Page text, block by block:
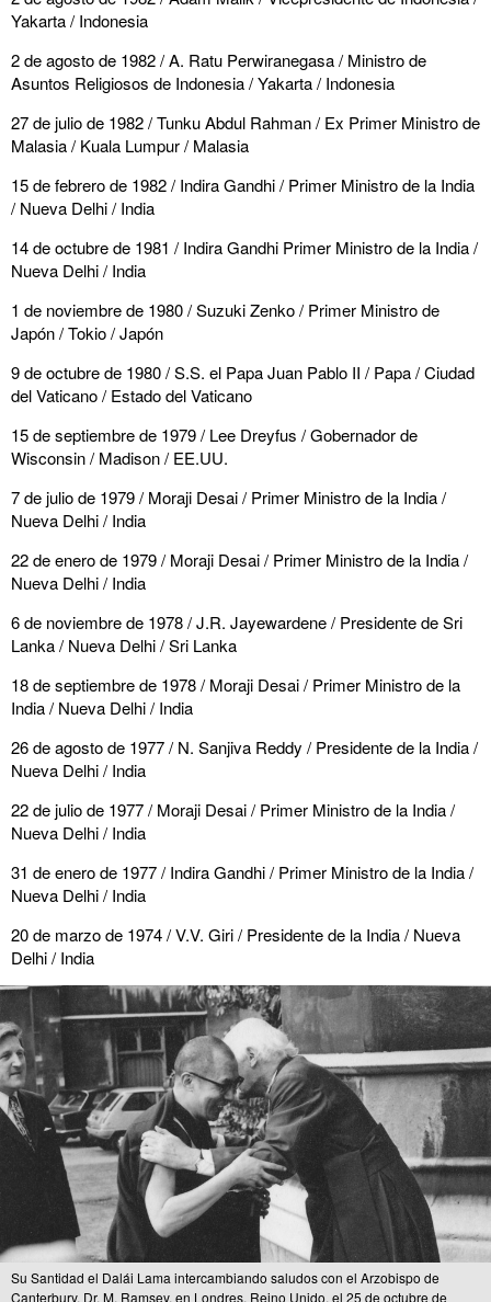
Yakarta / Indonesia
2 de agosto de 1982 / A. Ratu Perwiranegasa / Ministro de
Asuntos Religiosos de Indonesia / Yakarta / Indonesia
27 de julio de 1982 / Tunku Abdul Rahman / Ex Primer Ministro de
Malasia / Kuala Lumpur / Malasia
15 de febrero de 1982 / Indira Gandhi / Primer Ministro de la India
/ Nueva Delhi / India
14 de octubre de 1981 / Indira Gandhi Primer Ministro de la India /
Nueva Delhi / India
1 de noviembre de 1980 / Suzuki Zenko / Primer Ministro de
Japón / Tokio / Japón
9 de octubre de 1980 / S.S. el Papa Juan Pablo II / Papa / Ciudad
del Vaticano / Estado del Vaticano
15 de septiembre de 1979 / Lee Dreyfus / Gobernador de
Wisconsin / Madison / EE.UU.
7 de julio de 1979 / Moraji Desai / Primer Ministro de la India /
Nueva Delhi / India
22 de enero de 1979 / Moraji Desai / Primer Ministro de la India /
Nueva Delhi / India
6 de noviembre de 1978 / J.R. Jayewardene / Presidente de Sri
Lanka / Nueva Delhi / Sri Lanka
18 de septiembre de 1978 / Moraji Desai / Primer Ministro de la
India / Nueva Delhi / India
26 de agosto de 1977 / N. Sanjiva Reddy / Presidente de la India /
Nueva Delhi / India
22 de julio de 1977 / Moraji Desai / Primer Ministro de la India /
Nueva Delhi / India
31 de enero de 1977 / Indira Gandhi / Primer Ministro de la India /
Nueva Delhi / India
20 de marzo de 1974 / V.V. Giri / Presidente de la India / Nueva
Delhi / India
Su Santidad el Dalái Lama intercambiando saludos con el Arzobispo de
Canterbury, Dr. M. Ramsey, en Londres, Reino Unido, el 25 de octubre de